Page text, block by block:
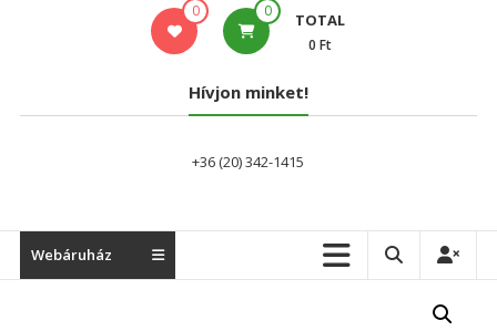
0 0 TOTAL
0 Ft
Hívjon minket!
+36 (20) 342-1415
Webáruház